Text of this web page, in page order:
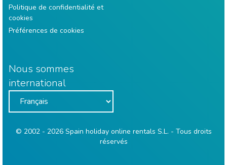
Politique de confidentialité et
cookies
Préférences de cookies
Nous sommes
international
© 2002 - 2026 Spain holiday online rentals S.L. - Tous droits
réservés